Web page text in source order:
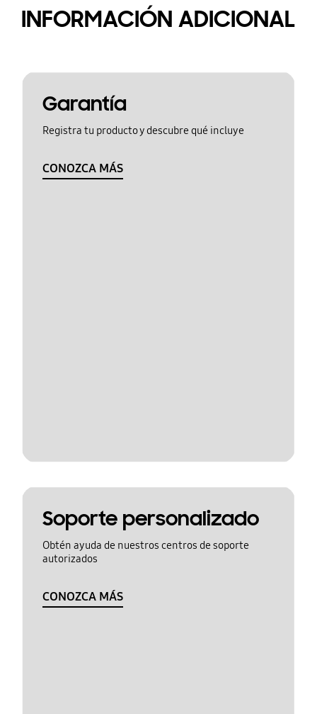
INFORMACIÓN ADICIONAL
Garantía
Registra tu producto y descubre qué incluye
CONOZCA MÁS
Soporte personalizado
Obtén ayuda de nuestros centros de soporte
autorizados
CONOZCA MÁS